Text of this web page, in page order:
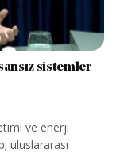
sistemler
ve enerji
uluslararası